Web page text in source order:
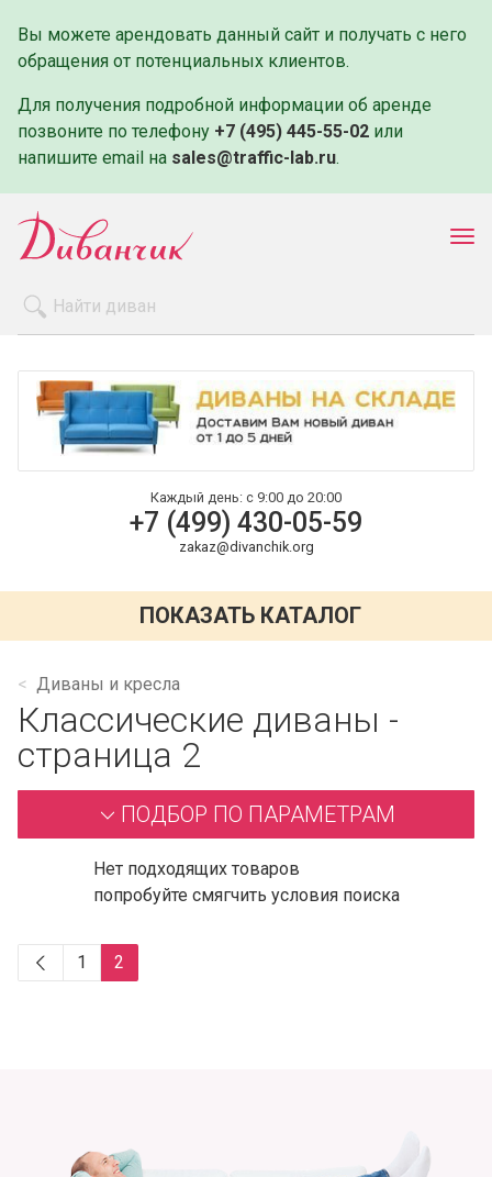
Вы можете арендовать данный сайт и получать с него
обращения от потенциальных клиентов.
Для получения подробной информации об аренде
позвоните по телефону +7 (495) 445-55-02 или
напишите email на sales@traffic-lab.ru.
Оплата и доставка
Контакты
Каждый день: с 9:00 до 20:00
+7 (499) 430-05-59
zakaz@divanchik.org
ПОКАЗАТЬ КАТАЛОГ
Диваны и кресла
Классические диваны -
страница 2
ПОДБОР ПО ПАРАМЕТРАМ
Нет подходящих товаров
попробуйте смягчить условия поиска
1 2